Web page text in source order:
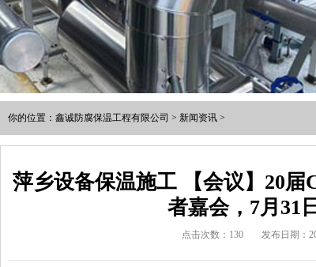
你的位置： 鑫诚防腐保温工程有限公司 > 新闻资讯 >
萍乡设备保温施工 【会议】20届
者嘉会，7月31
点击次数：130 发布日期：